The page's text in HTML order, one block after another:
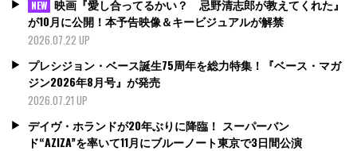
NEW 映画『愛し合ってるかい？ 忌野清志郎が教えてくれた』
が10月に公開！本予告映像＆キービジュアルが解禁
2026.07.22 UP
プレシジョン・ベース誕生75周年を総力特集！『ベース・マガ
ジン2026年8月号』が発売
2026.07.21 UP
デイヴ・ホランドが20年ぶりに降臨！ スーパーバン
ド“AZIZA”を率いて11月にブルーノート東京で3日間公演